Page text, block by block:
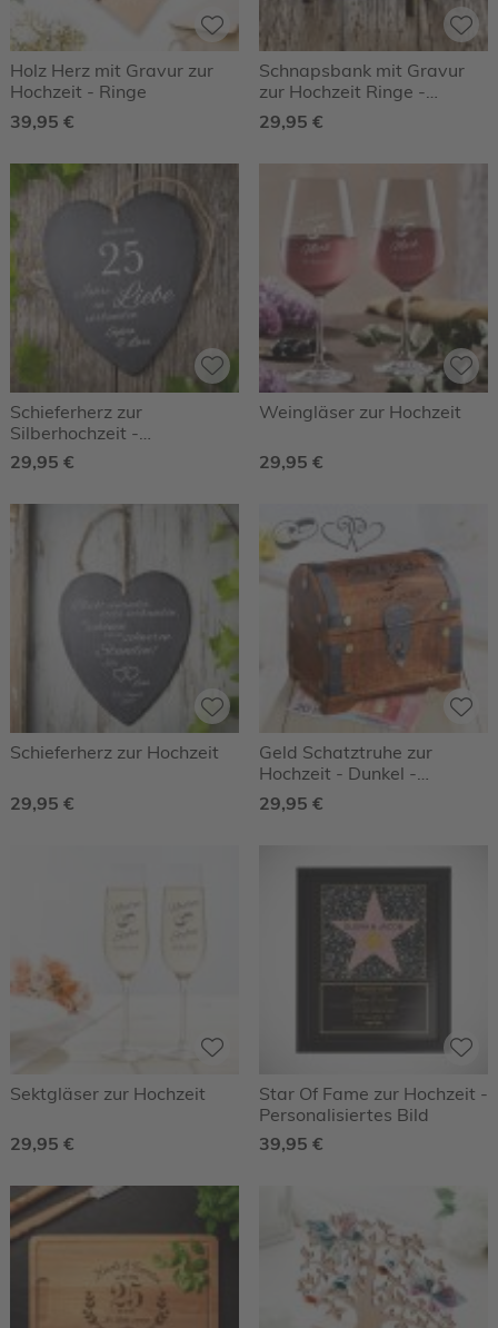
Holz Herz mit Gravur zur
Hochzeit - Ringe
39,95 €
Schnapsbank mit Gravur
zur Hochzeit Ringe -
Personalisiert
29,95 €
Schieferherz zur
Silberhochzeit -
Personalisiert
29,95 €
Weingläser zur Hochzeit
29,95 €
Schieferherz zur Hochzeit
29,95 €
Geld Schatztruhe zur
Hochzeit - Dunkel -
Herzen/Ringe
29,95 €
Sektgläser zur Hochzeit
29,95 €
Star Of Fame zur Hochzeit -
Personalisiertes Bild
39,95 €